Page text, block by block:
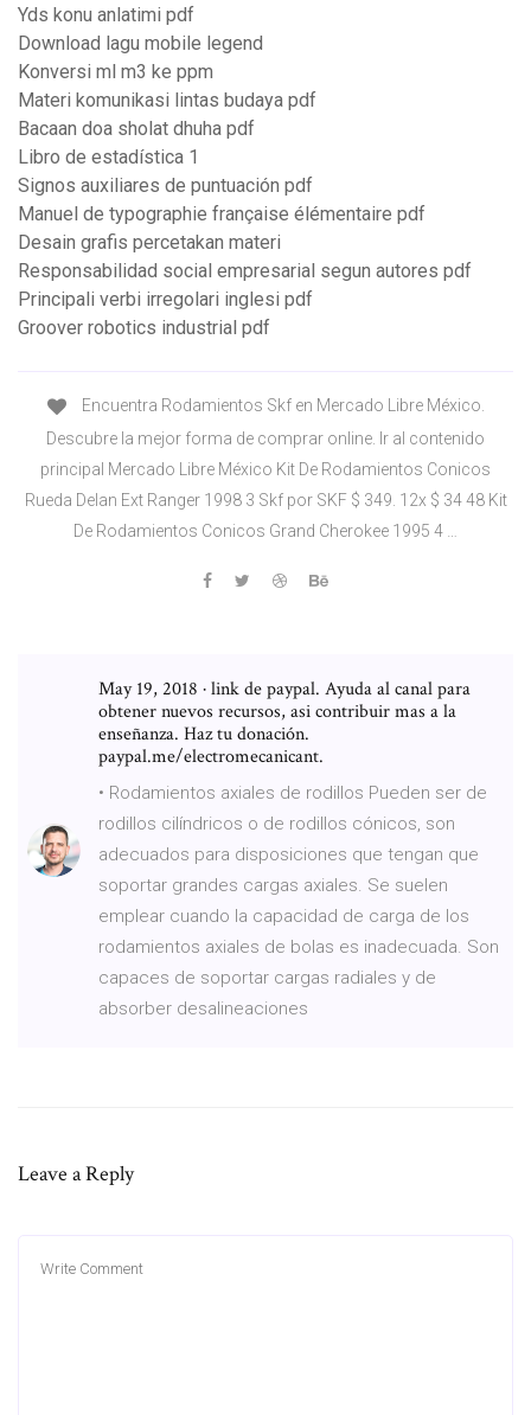
Yds konu anlatimi pdf
Download lagu mobile legend
Konversi ml m3 ke ppm
Materi komunikasi lintas budaya pdf
Bacaan doa sholat dhuha pdf
Libro de estadística 1
Signos auxiliares de puntuación pdf
Manuel de typographie française élémentaire pdf
Desain grafis percetakan materi
Responsabilidad social empresarial segun autores pdf
Principali verbi irregolari inglesi pdf
Groover robotics industrial pdf
Encuentra Rodamientos Skf en Mercado Libre México.
Descubre la mejor forma de comprar online. Ir al contenido
principal Mercado Libre México Kit De Rodamientos Conicos
Rueda Delan Ext Ranger 1998 3 Skf por SKF $ 349. 12x $ 34 48 Kit
De Rodamientos Conicos Grand Cherokee 1995 4 …
May 19, 2018 · link de paypal. Ayuda al canal para
obtener nuevos recursos, asi contribuir mas a la
enseñanza. Haz tu donación.
paypal.me/electromecanicant.
• Rodamientos axiales de rodillos Pueden ser de
rodillos cilíndricos o de rodillos cónicos, son
adecuados para disposiciones que tengan que
soportar grandes cargas axiales. Se suelen
emplear cuando la capacidad de carga de los
rodamientos axiales de bolas es inadecuada. Son
capaces de soportar cargas radiales y de
absorber desalineaciones
Leave a Reply